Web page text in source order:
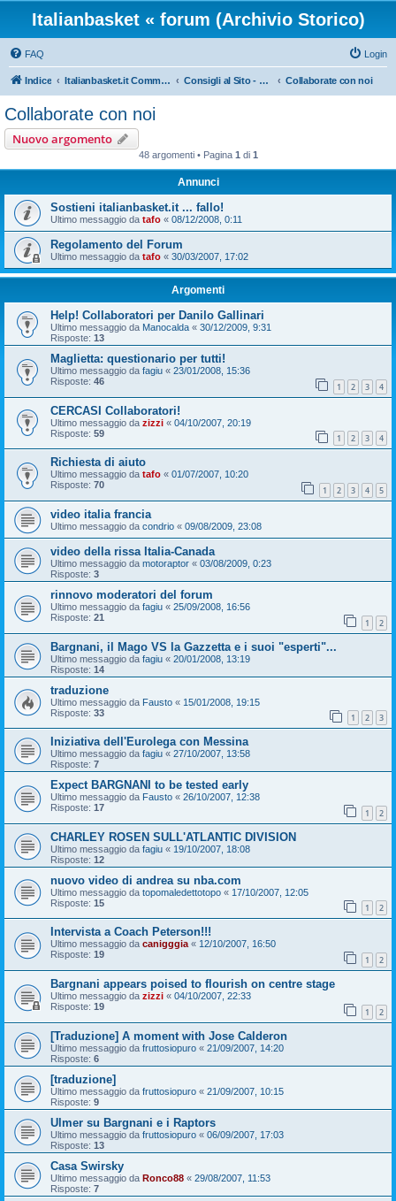
Italianbasket « forum (Archivio Storico)
FAQ Login
Indice Italianbasket.it Community Consigli al Sito - HELP Collaborate con noi
Collaborate con noi
Nuovo argomento
48 argomenti • Pagina 1 di 1
Annunci
Sostieni italianbasket.it ... fallo!
Ultimo messaggio da tafo « 08/12/2008, 0:11
Regolamento del Forum
Ultimo messaggio da tafo « 30/03/2007, 17:02
Argomenti
Help! Collaboratori per Danilo Gallinari
Ultimo messaggio da Manocalda « 30/12/2009, 9:31
Risposte: 13
Maglietta: questionario per tutti!
Ultimo messaggio da fagiu « 23/01/2008, 15:36
Risposte: 46 1 2 3 4
CERCASI Collaboratori!
Ultimo messaggio da zizzi « 04/10/2007, 20:19
Risposte: 59 1 2 3 4
Richiesta di aiuto
Ultimo messaggio da tafo « 01/07/2007, 10:20
Risposte: 70 1 2 3 4 5
video italia francia
Ultimo messaggio da condrio « 09/08/2009, 23:08
video della rissa Italia-Canada
Ultimo messaggio da motoraptor « 03/08/2009, 0:23
Risposte: 3
rinnovo moderatori del forum
Ultimo messaggio da fagiu « 25/09/2008, 16:56
Risposte: 21 1 2
Bargnani, il Mago VS la Gazzetta e i suoi "esperti"...
Ultimo messaggio da fagiu « 20/01/2008, 13:19
Risposte: 14
traduzione
Ultimo messaggio da Fausto « 15/01/2008, 19:15
Risposte: 33 1 2 3
Iniziativa dell'Eurolega con Messina
Ultimo messaggio da fagiu « 27/10/2007, 13:58
Risposte: 7
Expect BARGNANI to be tested early
Ultimo messaggio da Fausto « 26/10/2007, 12:38
Risposte: 17 1 2
CHARLEY ROSEN SULL'ATLANTIC DIVISION
Ultimo messaggio da fagiu « 19/10/2007, 18:08
Risposte: 12
nuovo video di andrea su nba.com
Ultimo messaggio da topomaledettotopo « 17/10/2007, 12:05
Risposte: 15 1 2
Intervista a Coach Peterson!!!
Ultimo messaggio da canigggia« 12/10/2007, 16:50
Risposte: 19 1 2
Bargnani appears poised to flourish on centre stage
Ultimo messaggio da zizzi « 04/10/2007, 22:33
Risposte: 19 1 2
[Traduzione] A moment with Jose Calderon
Ultimo messaggio da fruttosiopuro « 21/09/2007, 14:20
Risposte: 6
[traduzione]
Ultimo messaggio da fruttosiopuro « 21/09/2007, 10:15
Risposte: 9
Ulmer su Bargnani e i Raptors
Ultimo messaggio da fruttosiopuro « 06/09/2007, 17:03
Risposte: 13
Casa Swirsky
Ultimo messaggio da Ronco88 « 29/08/2007, 11:53
Risposte: 7